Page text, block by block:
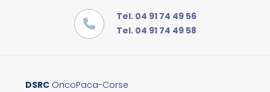
Tel. 04 91 74 49 56
Tel. 04 91 74 49 58
DSRC OncoPaca-Corse